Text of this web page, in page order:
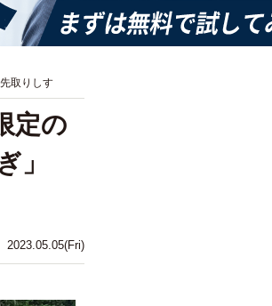
取りしす
2023.05.05(Fri)
定の
」